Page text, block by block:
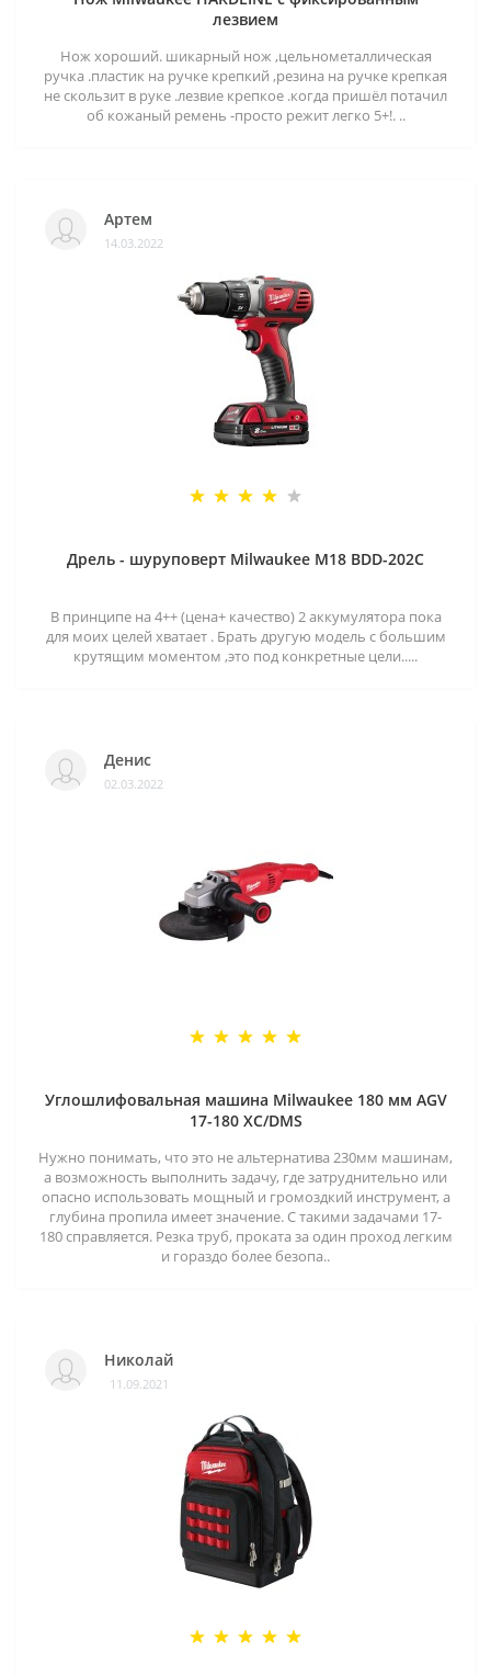
лезвием
Нож хороший. шикарный нож ,цельнометаллическая
ручка .пластик на ручке крепкий ,резина на ручке крепкая
не скользит в руке .лезвие крепкое .когда пришёл потачил
об кожаный ремень -просто режит легко 5+!. ..
Артем
14.03.2022
Дрель - шуруповерт Milwaukee M18 BDD-202C
В принципе на 4++ (цена+ качество) 2 аккумулятора пока
для моих целей хватает . Брать другую модель с большим
крутящим моментом ,это под конкретные цели.....
Денис
02.03.2022
Углошлифовальная машина Milwaukee 180 мм AGV
17-180 XC/DMS
Нужно понимать, что это не альтернатива 230мм машинам,
а возможность выполнить задачу, где затруднительно или
опасно использовать мощный и громоздкий инструмент, а
глубина пропила имеет значение. С такими задачами 17-
180 справляется. Резка труб, проката за один проход легким
и гораздо более безопа..
Николай
11.09.2021